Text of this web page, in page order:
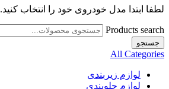
لطفا ابتدا مدل خودروی خود را انتخاب کنید.
Products search
جستجو
All Categories
لوازم زیربندی
لوازم جلوبندی